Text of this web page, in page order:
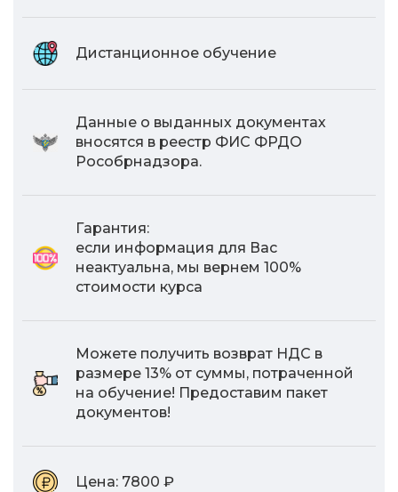
Дистанционное обучение
Данные о выданных документах
вносятся в реестр ФИС ФРДО
Рособрнадзора.
Гарантия:
если информация для Вас
неактуальна, мы вернем 100%
стоимости курса
Можете получить возврат НДС в
размере 13% от суммы, потраченной
на обучение! Предоставим пакет
документов!
Цена: 7800 ₽